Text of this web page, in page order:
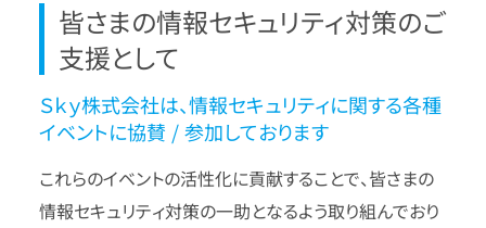
皆さまの情報セキュリティ対策のご
支援として
Ｓｋｙ株式会社は、情報セキュリティに関する各種
イベントに協賛 / 参加しております
これらのイベントの活性化に貢献することで、皆さまの
情報セキュリティ対策の一助となるよう取り組んでおり